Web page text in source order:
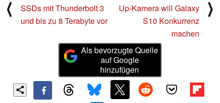
⟨
SSDs mit Thunderbolt 3
und bis zu 8 Terabyte vor
Up-Kamera will Galaxy
S10 Konkurrenz
machen
⟩
Als bevorzugte Quelle
auf Google
hinzufügen